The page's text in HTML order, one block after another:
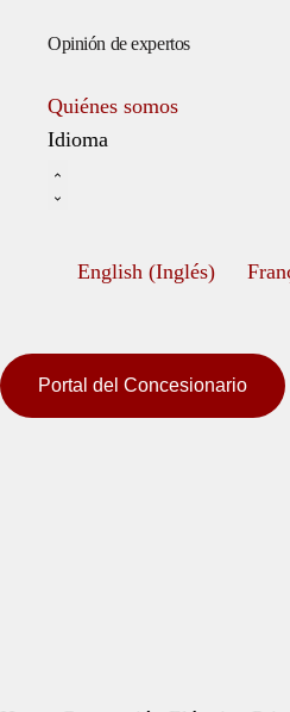
Opinión de expertos
Quiénes somos
Idioma
English (Inglés)
Portal del Concesionario